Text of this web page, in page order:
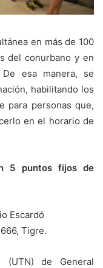
en más de 100
del conurbano y en
esa manera, se
habilitando los
para personas que,
en el horario de
5 puntos fijos de
Escardó
Tigre.
(UTN) de General